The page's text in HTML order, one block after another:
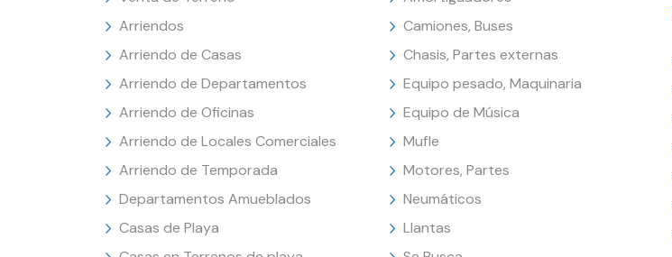
Arriendos
Arriendo de Casas
Arriendo de Departamentos
Arriendo de Oficinas
Arriendo de Locales Comerciales
Arriendo de Temporada
Departamentos Amueblados
Casas de Playa
Camiones, Buses
Chasis, Partes externas
Equipo pesado, Maquinaria
Equipo de Música
Mufle
Motores, Partes
Neumáticos
Llantas